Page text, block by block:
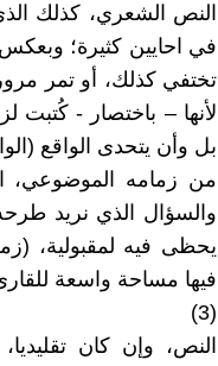
النص الشعري، كذلك
في احايين كثيرة؛
تختفي كذلك، أو تمر
لأنها – باختصار - كُتبت
بل وأن يتحدى الواقع
من زمامه الموضوعي،
والسؤال الذي نريد
يحظى فيه لمقبولية،
فيها مساحة واسعة
(3)
النص، وإن كان